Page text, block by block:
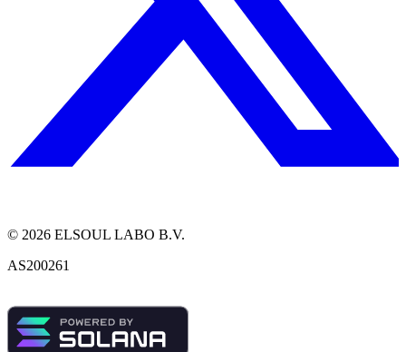
© 2026 ELSOUL LABO B.V.
AS200261